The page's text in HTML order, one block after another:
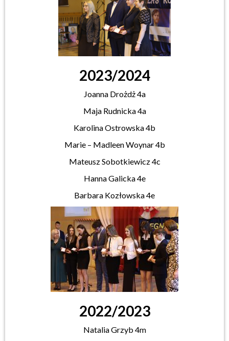
2023/2024
Joanna Drożdż 4a
Maja Rudnicka 4a
Karolina Ostrowska 4b
Marie – MadleenWoynar4b
MateuszSobotkiewicz 4c
Hanna Galicka 4e
Barbara Kozłowska 4e
2022/2023
Natalia Grzyb 4m